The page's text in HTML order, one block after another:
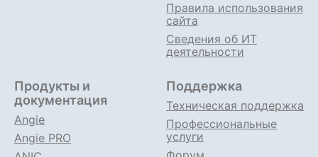
Правила использования
сайта
Сведения об ИТ
деятельности
Продукты и
документация
Angie
Angie PRO
Поддержка
Техническая поддержка
Профессиональные
услуги